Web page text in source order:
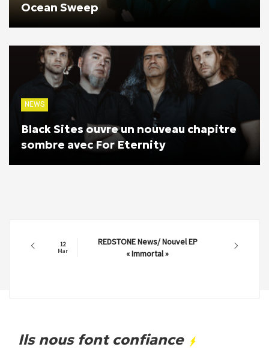
Ocean Sweep
NEWS
Black Sites ouvre un nouveau chapitre
sombre avec For Eternity
12
Mar
REDSTONE News/ Nouvel EP
« Immortal »
Ils nous font confiance